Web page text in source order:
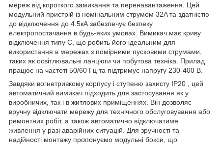
мереж від короткого замикання та перенавантаження. Цей
модульний пристрій із номінальним струмом 32A та здатністю
до відключення до 4.5кА забезпечує безпеку
електропостачання в будь-яких умовах. Вимикач має криву
відключення типу C, що робить його ідеальним для
використання в мережах з помірними пусковими струмами,
таких як освітлювальні ланцюги чи побутова техніка. Прилад
працює на частоті 50/60 Гц та підтримує напругу 230-400 В.
Завдяки вогнетривкому корпусу і ступеню захисту IP20 , цей
автоматичний вимикач підходить для застосування як у
виробничих, так і в житлових приміщеннях. Він дозволяє
вручну відключати мережу для технічного обслуговування або
ремонтних робіт, а також автоматично відключатиме
живлення у разі аварійних ситуацій. Для зручності та
надійності монтажу пропонуємо модульні бокси, що